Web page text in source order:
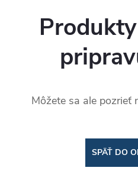
Môžete sa ale pozrieť
SPÄŤ DO